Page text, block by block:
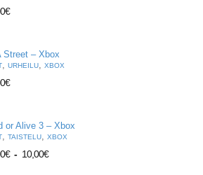
€
Street – Xbox
, URHEILU, XBOX
€
or Alive 3 – Xbox
, TAISTELU, XBOX
€ - 10,00€